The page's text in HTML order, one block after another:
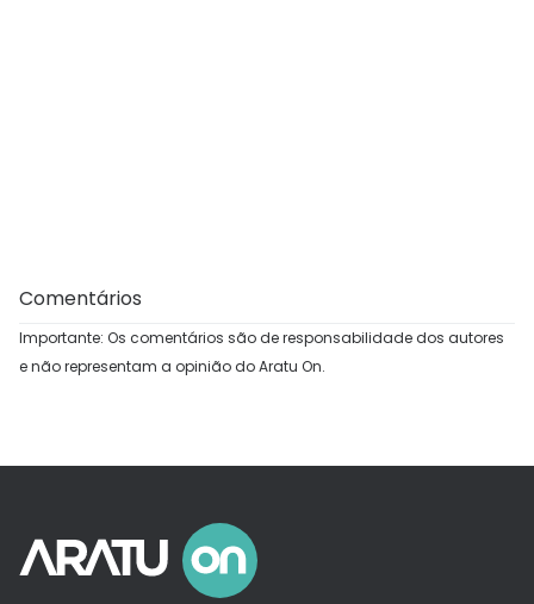
Comentários
Importante: Os comentários são de responsabilidade dos autores
e não representam a opinião do Aratu On.